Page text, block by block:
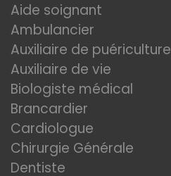
Aide soignant
Ambulancier
Auxiliaire de puériculture
Auxiliaire de vie
Biologiste médical
Brancardier
Cardiologue
Chirurgie Générale
Dentiste